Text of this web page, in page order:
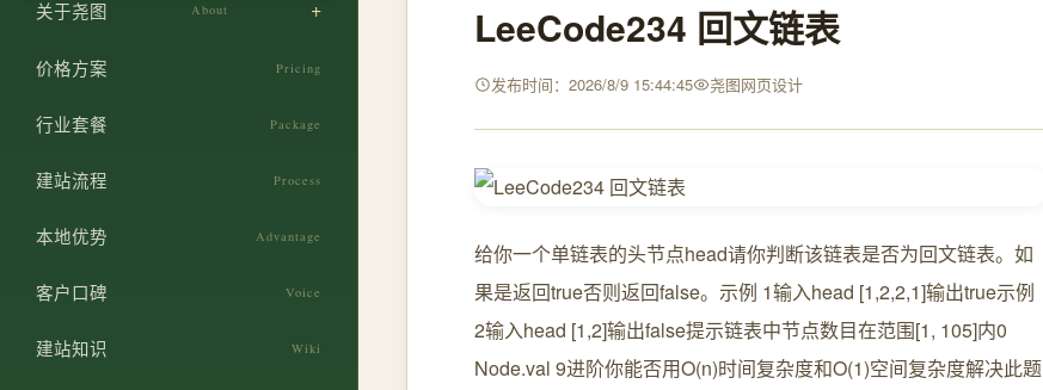
郑州本地化 SEO
网站安全防护
初创企业建站
零售门店建站
关于尧图 About
设计团队
价格方案 Pricing
行业套餐 Package
建站流程 Process
本地优势 Advantage
客户口碑 Voice
建站知识 Wiki
LeeCode234 回文链表
发布时间：2026/8/9 15:44:45 尧图网页设计
给你一个单链表的头节点head请你判断该链表是否为回文链表。如
果是返回true否则返回false。示例 1输入head [1,2,2,1]输出true示例
2输入head [1,2]输出false提示链表中节点数目在范围[1, 105]内0
Node.val 9进阶你能否用O(n)时间复杂度和O(1)空间复杂度解决此题